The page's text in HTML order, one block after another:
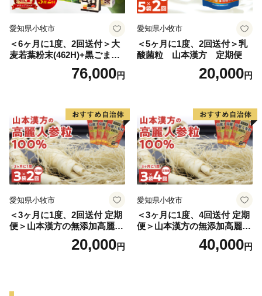
愛知県小牧市
＜6ヶ月に1度、2回送付＞大
麦若葉粉末(462H)+黒ごま黒
豆きな粉+ 糖流茶 山本漢
76,000円
愛知県小牧市
＜5ヶ月に1度、2回送付＞乳
酸菌粒 山本漢方 定期便
20,000円
愛知県小牧市
＜3ヶ月に1度、2回送付 定期
便＞山本漢方の無添加高麗人
20,000円
愛知県小牧市
＜3ヶ月に1度、4回送付 定期
便＞山本漢方の無添加高麗人
40,000円